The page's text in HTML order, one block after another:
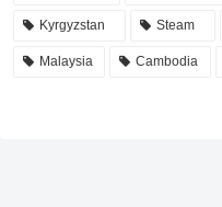
Kyrgyzstan Steam
Malaysia Cambodia